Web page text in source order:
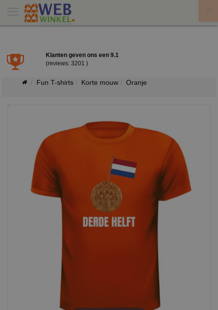
Klanten geven ons een 9.1
(reviews: 3201 )
Fun T-shirts Korte mouw Oranje